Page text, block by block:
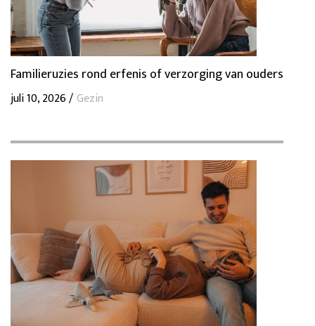
Familieruzies rond erfenis of verzorging van ouders
juli 10, 2026 /Gezin